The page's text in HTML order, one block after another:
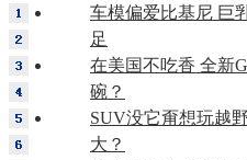
车模偏爱比基尼 巨
足
在美国不吃香 全新
碗？
SUV没它甭想玩越
大？